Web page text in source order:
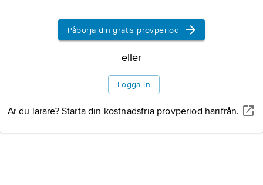
Information om artikeln
Påbörja din gratis provperiod
eller
Logga in
Är du lärare? Starta din kostnadsfria provperiod härifrån.